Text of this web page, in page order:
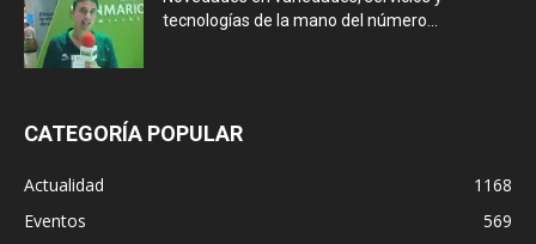
tecnologías de la mano del número...
CATEGORÍA POPULAR
Actualidad
1168
Eventos
569